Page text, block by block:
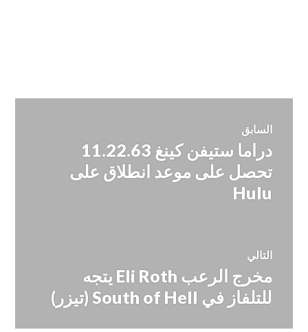
تصفّح
المقالات
السابق
المقالة
السابقة:
دراما ستيفن كينغ 11.22.63
تحصل على موعد انطلاق على
Hulu
التالي
المقالة
التالية:
مخرج الرعب Eli Roth يتجه
للتلفاز في South of Hell (تيزر)